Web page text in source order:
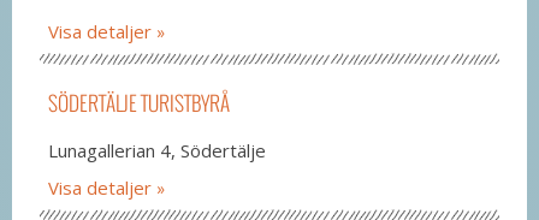
Visa detaljer
SÖDERTÄLJE TURISTBYRÅ
Lunagallerian 4, Södertälje
Visa detaljer